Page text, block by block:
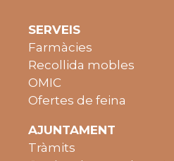
SERVEIS
Farmàcies
Recollida mobles
OMIC
Ofertes de feina
AJUNTAMENT
Tràmits